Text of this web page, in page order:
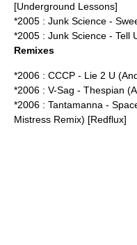
[Underground Lessons]
*2005 : Junk Science -
*2005 : Junk Science - Tell
Remixes
*2006 : CCCP - Lie 2 U
*2006 : V-Sag - Thespian
*2006 : Tantamanna -
Mistress Remix) [Redflux]